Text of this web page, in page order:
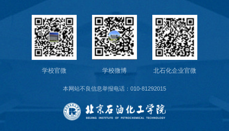
学校官微 学校微博 北石化企业官微
本网站不良信息举报电话：010-81292015